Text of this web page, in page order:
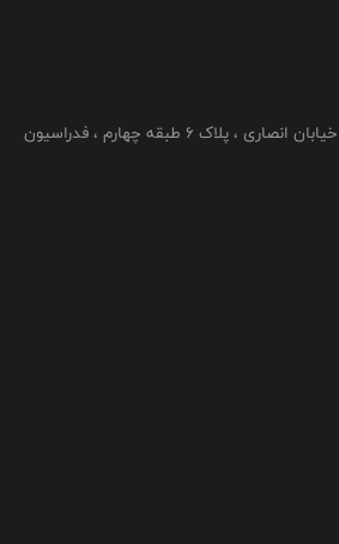
تهران ، بلوار نلسون ماندلا ، خیابان انصاری ، پلاک ۶ طبقه چهارم ، فدراسیون